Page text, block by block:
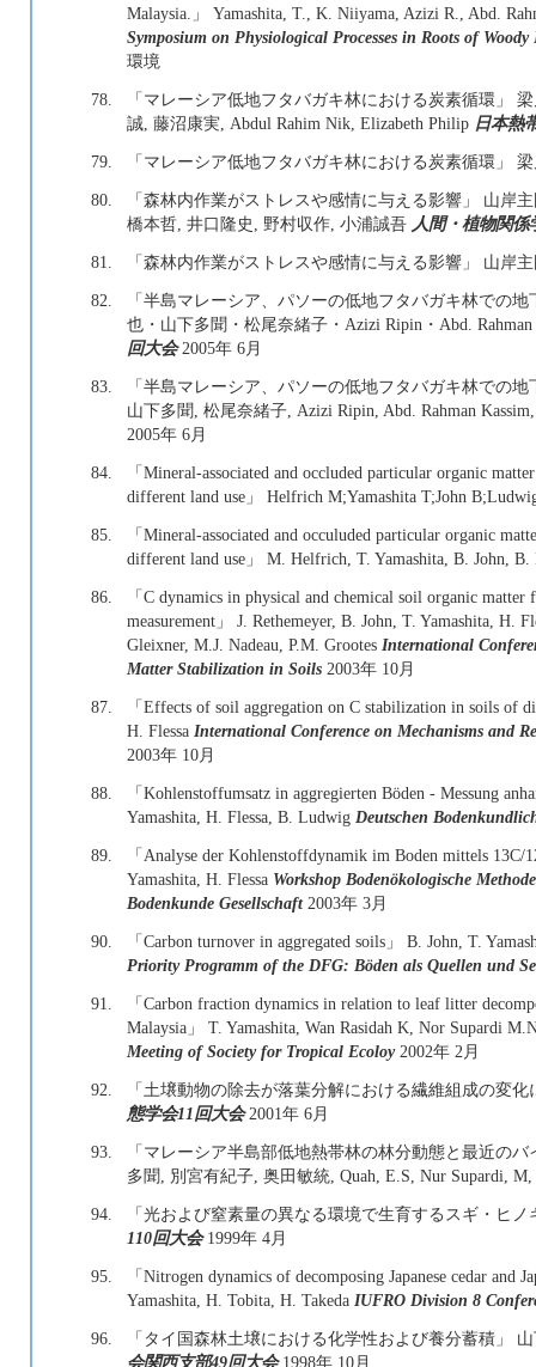
Malaysia.」 Yamashita, T., K. Niiyama, Azizi R., Abd.
Symposium on Physiological Processes in Roots of Woody
環境
78.
「マレーシア低地フタバガキ林における炭素循環」
誠, 藤沼康実, Abdul Rahim Nik, Elizabeth Philip 日本熱
79.
「マレーシア低地フタバガキ林における炭素循環」
80.
「森林内作業がストレスや感情に与える影響」 山岸
橋本哲, 井口隆史, 野村収作, 小浦誠吾 人間・植物関係
81.
「森林内作業がストレスや感情に与える影響」 山岸
82.
「半島マレーシア、パソーの低地フタバガキ林での
也・山下多聞・松尾奈緒子・Azizi Ripin・Abd.
回大会2005年 6月
83.
「半島マレーシア、パソーの低地フタバガキ林での
山下多聞, 松尾奈緒子, Azizi Ripin, Abd. Rahman
2005年 6月
84.
「Mineral-associated and occluded particular organic
different land use」 Helfrich M;Yamashita T;John
85.
「Mineral-associated and occuluded particular organic
different land use」 M. Helfrich, T. Yamashita, B. John,
86.
「C dynamics in physical and chemical soil organic
measurement」 J. Rethemeyer, B. John, T. Yamashita, H.
Gleixner, M.J. Nadeau, P.M. Grootes International
Matter Stabilization in Soils 2003年 10月
87.
「Effects of soil aggregation on C stabilization in soils of
H. Flessa International Conference on Mechanisms and
2003年 10月
88.
「Kohlenstoffumsatz in aggregierten Böden - Messung
Yamashita, H. Flessa, B. Ludwig Deutschen
89.
「Analyse der Kohlenstoffdynamik im Boden mittels
Yamashita, H. Flessa Workshop Bodenökologische
Bodenkunde Gesellschaft2003年 3月
90.
「Carbon turnover in aggregated soils」 B. John, T.
Priority Programm of the DFG: Böden als Quellen und
91.
「Carbon fraction dynamics in relation to leaf litter
Malaysia」 T. Yamashita, Wan Rasidah K, Nor Supardi
Meeting of Society for Tropical Ecoloy2002年 2月
92.
「土壌動物の除去が落葉分解における繊維組成の変
態学会11回大会2001年 6月
93.
「マレーシア半島部低地熱帯林の林分動態と最近の
多聞, 別宮有紀子, 奥田敏統, Quah, E.S, Nur Supardi,
94.
「光および窒素量の異なる環境で生育するスギ・ヒ
110回大会1999年 4月
95.
「Nitrogen dynamics of decomposing Japanese cedar and
Yamashita, H. Tobita, H. Takeda IUFRO Division 8
96.
「タイ国森林土壌における化学性および養分蓄積」
会関西支部49回大会1998年 10月